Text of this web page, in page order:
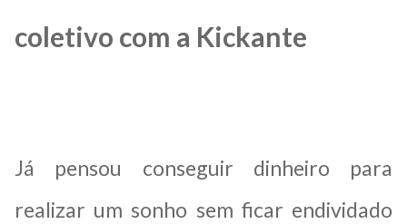
coletivo com a Kickante
Já pensou conseguir dinheiro para
realizar um sonho sem ficar endividado